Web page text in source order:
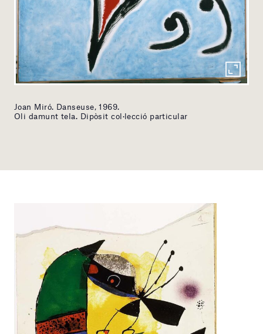
Joan Miró. Danseuse, 1969.
Oli damunt tela. Dipòsit col·lecció particular